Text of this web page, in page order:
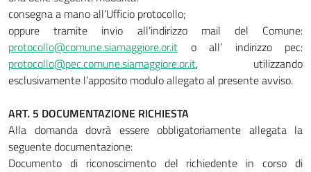
consegna a mano all’Ufficio protocollo;
oppure tramite invio all’indirizzo mail del Comune:
protocollo@comune.siamaggiore.or.it o all’ indirizzo pec:
protocollo@pec.comune.siamaggiore.or.it, utilizzando
esclusivamente l’apposito modulo allegato al presente avviso.
ART. 5 DOCUMENTAZIONE RICHIESTA
Alla domanda dovrà essere obbligatoriamente allegata la
seguente documentazione:
Documento di riconoscimento del richiedente in corso di